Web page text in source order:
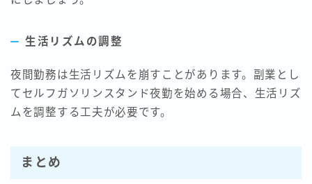
生活リズムの調整
夜間勤務は生活リズムを崩すことがあります。副業とし
てセルフガソリンスタンド夜勤を始める場合、生活リズ
ムを調整する工夫が必要です。
まとめ